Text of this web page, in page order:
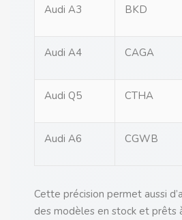
Audi A3 BKD
Audi A4 CAGA
Audi Q5 CTHA
Audi A6 CGWB
Cette précision permet aussi
des modèles en stock et prêts